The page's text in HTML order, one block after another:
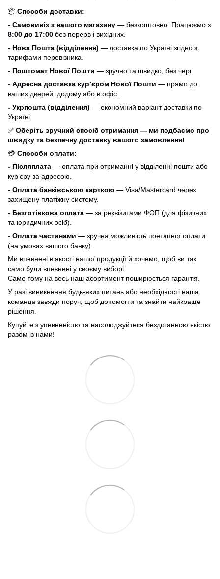
📦 Способи доставки:
- Самовивіз з нашого магазину — безкоштовно. Працюємо з
8:00 до 17:00 без перерв і вихідних.
- Нова Пошта (відділення) — доставка по Україні згідно з
тарифами перевізника.
- Поштомат Нової Пошти — зручно та швидко, без черг.
- Адресна доставка кур’єром Нової Пошти — прямо до
ваших дверей: додому або в офіс.
- Укрпошта (відділення) — економний варіант доставки по
Україні.
✅ Оберіть зручний спосіб отримання — ми подбаємо про
швидку та безпечну доставку вашого замовлення!
💳 Способи оплати:
- Післяплата — оплата при отриманні у відділенні пошти або
кур’єру за адресою.
- Оплата банківською карткою — Visa/Mastercard через
захищену платіжну систему.
- Безготівкова оплата — за реквізитами ФОП (для фізичних
та юридичних осіб).
- Оплата частинами — зручна можливість поетапної оплати
(на умовах вашого банку).
Ми впевнені в якості нашої продукції й хочемо, щоб ви так
само були впевнені у своєму виборі.
Саме тому на весь наш асортимент поширюється гарантія.
У разі виникнення будь-яких питань або необхідності наша
команда завжди поруч, щоб допомогти та знайти найкраще
рішення.
Купуйте з упевненістю та насолоджуйтеся бездоганною якістю
разом із нами!